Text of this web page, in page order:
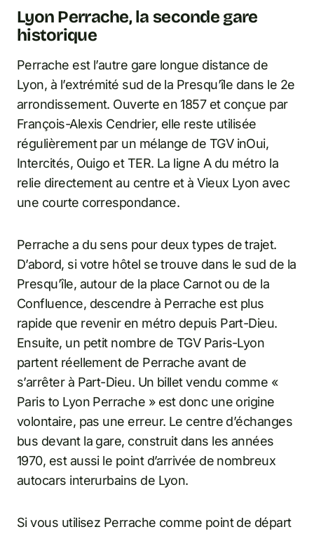
Lyon Perrache, la seconde gare
historique
Perrache est l’autre gare longue distance de
Lyon, à l’extrémité sud de la Presqu’île dans le 2e
arrondissement. Ouverte en 1857 et conçue par
François-Alexis Cendrier, elle reste utilisée
régulièrement par un mélange de TGV inOui,
Intercités, Ouigo et TER. La ligne A du métro la
relie directement au centre et à Vieux Lyon avec
une courte correspondance.
Perrache a du sens pour deux types de trajet.
D’abord, si votre hôtel se trouve dans le sud de la
Presqu’île, autour de la place Carnot ou de la
Confluence, descendre à Perrache est plus
rapide que revenir en métro depuis Part-Dieu.
Ensuite, un petit nombre de TGV Paris-Lyon
partent réellement de Perrache avant de
s’arrêter à Part-Dieu. Un billet vendu comme «
Paris to Lyon Perrache » est donc une origine
volontaire, pas une erreur. Le centre d’échanges
bus devant la gare, construit dans les années
1970, est aussi le point d’arrivée de nombreux
autocars interurbains de Lyon.
Si vous utilisez Perrache comme point de départ